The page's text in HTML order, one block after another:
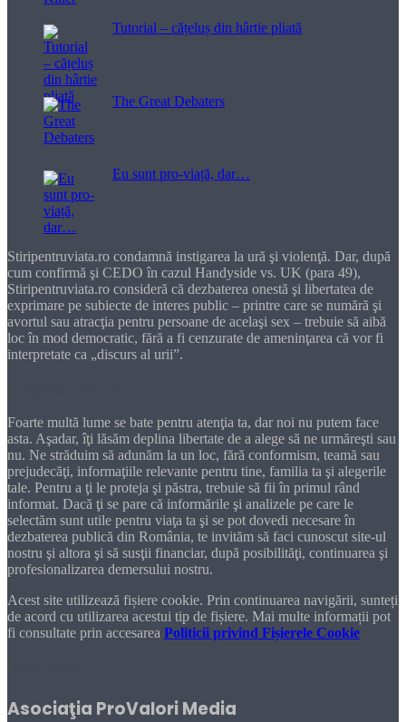
Tutorial – cățeluș din hârtie pliată
The Great Debaters
Eu sunt pro-viață, dar…
Stiripentruviata.ro condamnă instigarea la ură şi violenţă. Dar, după
cum confirmă şi CEDO în cazul Handyside vs. UK (para 49),
Stiripentruviata.ro consideră că dezbaterea onestă şi libertatea de
exprimare pe subiecte de interes public – printre care se numără şi
avortul sau atracţia pentru persoane de acelaşi sex – trebuie să aibă
loc în mod democratic, fără a fi cenzurate de ameninţarea că vor fi
interpretate ca „discurs al urii”.
Foarte multă lume se bate pentru atenţia ta, dar noi nu putem face
asta. Aşadar, îţi lăsăm deplina libertate de a alege să ne urmăreşti sau
nu. Ne străduim să adunăm la un loc, fără conformism, teamă sau
prejudecăţi, informaţiile relevante pentru tine, familia ta şi alegerile
tale. Pentru a ţi le proteja şi păstra, trebuie să fii în primul rând
informat. Dacă ţi se pare că informările şi analizele pe care le
selectăm sunt utile pentru viaţa ta şi se pot dovedi necesare în
dezbaterea publică din România, te invităm să faci cunoscut site-ul
nostru şi altora şi să susţii financiar, după posibilităţi, continuarea şi
profesionalizarea demersului nostru.
Acest site utilizează fișiere cookie. Prin continuarea navigării, sunteți
de acord cu utilizarea acestui tip de fișiere. Mai multe informații pot
fi consultate prin accesarea Politicii privind Fișierele Cookie
Asociaţia ProValori Media